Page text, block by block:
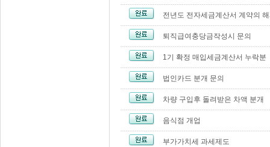
전년도 전자세금계산서 계약의
퇴직급여충당금작성시 문의
1기 확정 매입세금계산서 누락분
법인카드 분개 문의
차량 구입후 돌려받은 차액 분개
음식점 개업
부가가치세 과세제도